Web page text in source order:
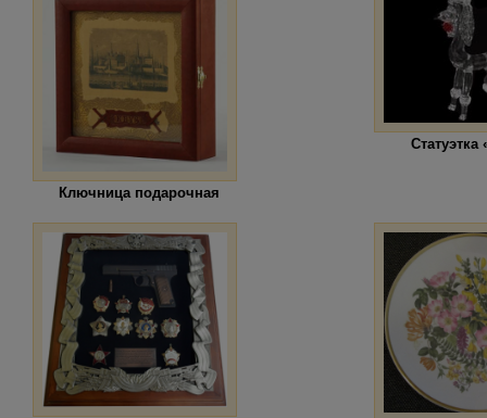
Ключница подарочная
Статуэтка